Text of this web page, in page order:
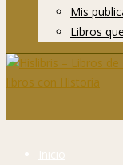
Mis
Libros
Inicio